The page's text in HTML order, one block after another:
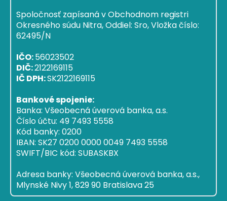
Spoločnosť zapísaná v Obchodnom registri
Okresného súdu Nitra, Oddiel: Sro, Vložka číslo:
62495/N
IČO:56023502
DIČ:2122169115
IČ DPH:SK2122169115
Bankové spojenie:
Banka: Všeobecná úverová banka, a.s.
Číslo účtu: 49 7493 5558
Kód banky: 0200
IBAN: SK27 0200 0000 0049 7493 5558
SWIFT/BIC kód: SUBASKBX
Adresa banky: Všeobecná úverová banka, a.s.,
Mlynské Nivy 1, 829 90 Bratislava 25